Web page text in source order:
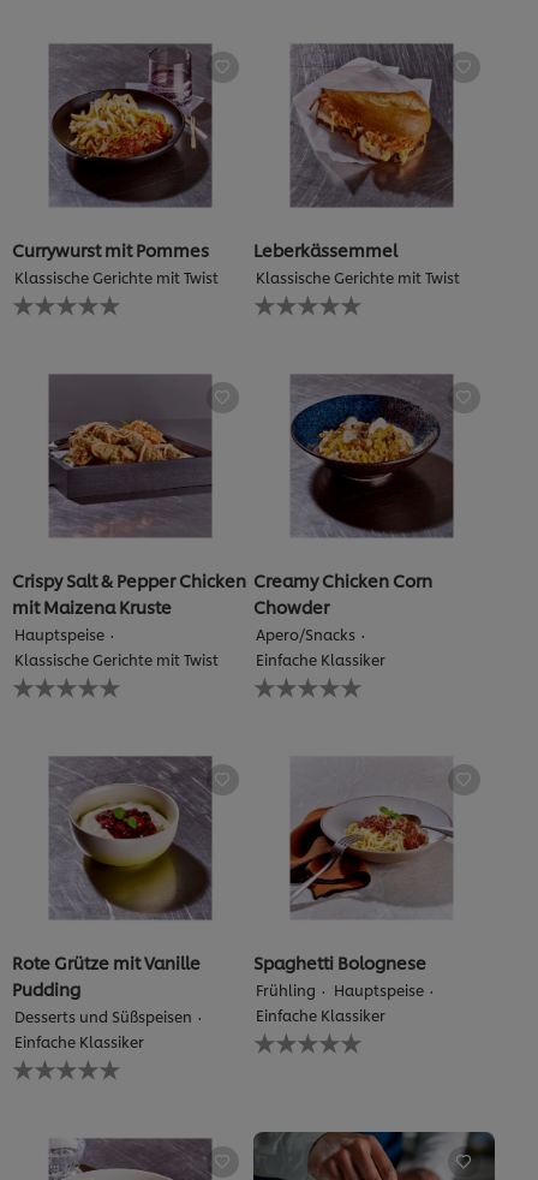
recipe
abgegeben
Currywurst mit Pommes
Klassische Gerichte mit Twist
Keine
Bewertungen
recipe
Leberkässemmel
Klassische Gerichte mit Twist
Keine
Bewertungen
recipe
abgegeben
Crispy Salt & Pepper Chicken
mit Maizena Kruste
Hauptspeise
Klassische Gerichte mit Twist
Keine
Bewertungen
recipe
abgegeben
Creamy Chicken Corn
Chowder
Apero/Snacks
Einfache Klassiker
Keine
Bewertungen
Rote Grütze mit Vanille
Pudding
Desserts und Süßspeisen
Einfache Klassiker
Keine
Bewertungen
recipe
abgegeben
Spaghetti Bolognese
Frühling
Hauptspeise
Einfache Klassiker
Keine
Bewertungen
abgegeben